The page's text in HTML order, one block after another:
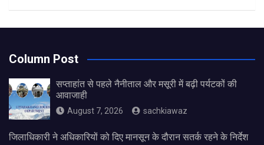
Column Post
सप्ताहांत से पहले नैनीताल और मसूरी में बढ़ी पर्यटकों की
आवाजाही
August 7, 2026 sachkiawaz
जिलाधिकारी ने अधिकारियों को दिए मानसून के दौरान सतर्क रहने के निर्देश